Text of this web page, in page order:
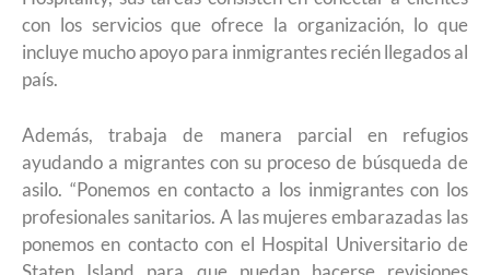
con los servicios que ofrece la organización, lo que
incluye mucho apoyo para inmigrantes recién llegados al
país.
Además, trabaja de manera parcial en refugios
ayudando a migrantes con su proceso de búsqueda de
asilo. “Ponemos en contacto a los inmigrantes con los
profesionales sanitarios. A las mujeres embarazadas las
ponemos en contacto con el Hospital Universitario de